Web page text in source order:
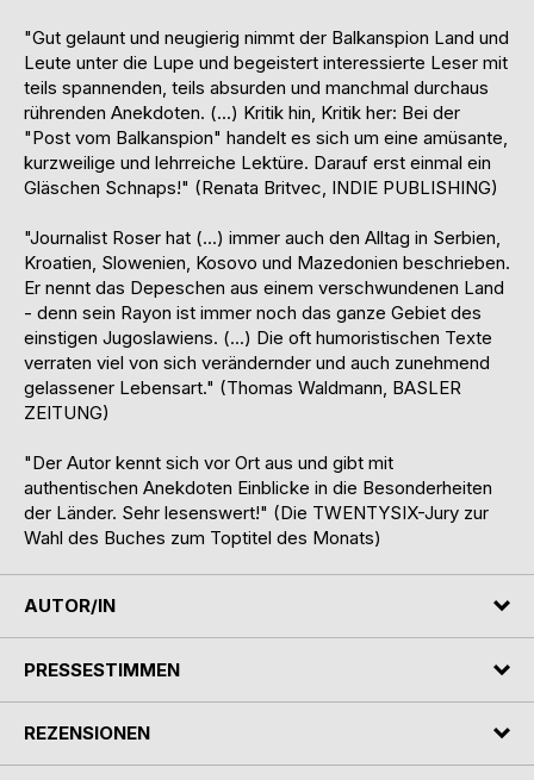
"Gut gelaunt und neugierig nimmt der Balkanspion Land und
Leute unter die Lupe und begeistert interessierte Leser mit
teils spannenden, teils absurden und manchmal durchaus
rührenden Anekdoten. (...) Kritik hin, Kritik her: Bei der
"Post vom Balkanspion" handelt es sich um eine amüsante,
kurzweilige und lehrreiche Lektüre. Darauf erst einmal ein
Gläschen Schnaps!" (Renata Britvec, INDIE PUBLISHING)
"Journalist Roser hat (...) immer auch den Alltag in Serbien,
Kroatien, Slowenien, Kosovo und Mazedonien beschrieben.
Er nennt das Depeschen aus einem verschwundenen Land
- denn sein Rayon ist immer noch das ganze Gebiet des
einstigen Jugoslawiens. (...) Die oft humoristischen Texte
verraten viel von sich verändernder und auch zunehmend
gelassener Lebensart." (Thomas Waldmann, BASLER
ZEITUNG)
"Der Autor kennt sich vor Ort aus und gibt mit
authentischen Anekdoten Einblicke in die Besonderheiten
der Länder. Sehr lesenswert!" (Die TWENTYSIX-Jury zur
Wahl des Buches zum Toptitel des Monats)
AUTOR/IN
PRESSESTIMMEN
REZENSIONEN